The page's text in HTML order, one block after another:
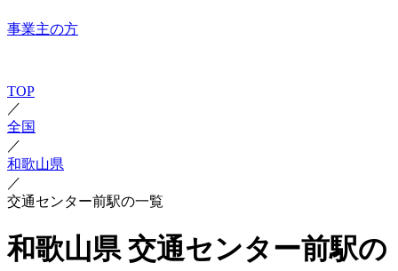
事業主の方
TOP
／
全国
／
和歌山県
／
交通センター前駅の一覧
和歌山県 交通センター前駅の